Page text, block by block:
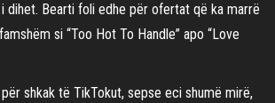
dihet. Bearti foli edhe për ofertat që ka marrë
si “Too Hot To Handle” apo “Love
shkak të TikTokut, sepse eci shumë mirë,